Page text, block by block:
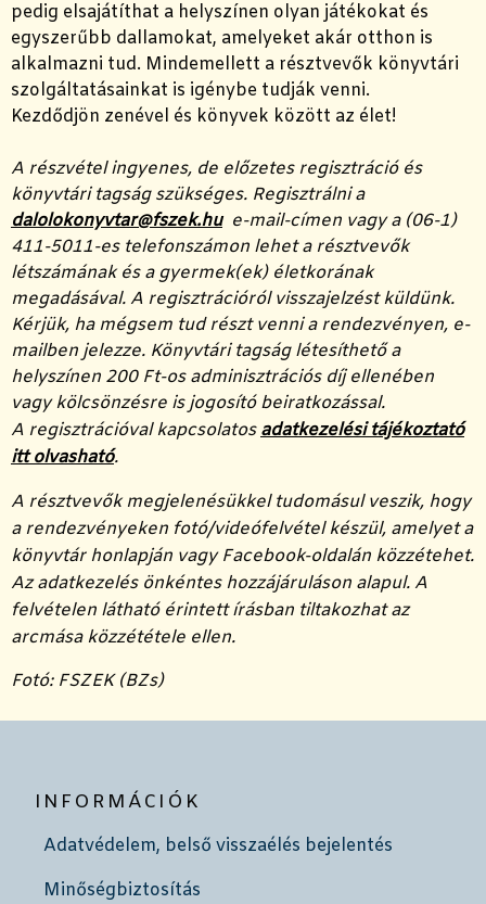
pedig elsajátíthat a helyszínen olyan játékokat és
egyszerűbb dallamokat, amelyeket akár otthon is
alkalmazni tud. Mindemellett a résztvevők könyvtári
szolgáltatásainkat is igénybe tudják venni.
Kezdődjön zenével és könyvek között az élet!
A részvétel ingyenes, de előzetes regisztráció és
könyvtári tagság szükséges. Regisztrálni a
dalolokonyvtar@fszek.hue-mail-címen vagy a (06-1)
411-5011-es telefonszámon lehet a résztvevők
létszámának és a gyermek(ek) életkorának
megadásával. A regisztrációról visszajelzést küldünk.
Kérjük, ha mégsem tud részt venni a rendezvényen, e-
mailben jelezze. Könyvtári tagság létesíthető a
helyszínen 200 Ft-os adminisztrációs díj ellenében
vagy kölcsönzésre is jogosító beiratkozással.
A regisztrációval kapcsolatosadatkezelési tájékoztató
itt olvasható.
A résztvevők megjelenésükkel tudomásul veszik, hogy
a rendezvényeken fotó/videófelvétel készül, amelyet a
könyvtár honlapján vagy Facebook-oldalán közzétehet.
Az adatkezelés önkéntes hozzájáruláson alapul. A
felvételen látható érintett írásban tiltakozhat az
arcmása közzététele ellen.
Fotó: FSZEK (BZs)
INFORMÁCIÓK
Adatvédelem, belső visszaélés bejelentés
Minőségbiztosítás